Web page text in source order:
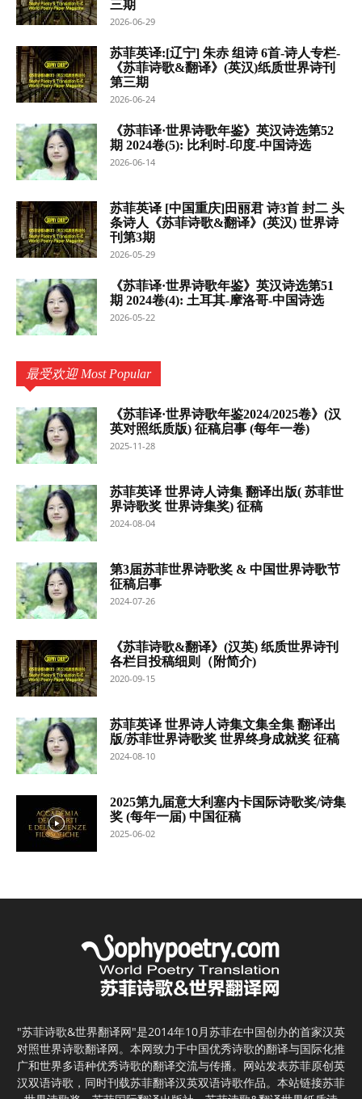
三期
2026-06-29
苏菲英译:[辽宁] 朱赤 组诗 6首-诗人专栏-
《苏菲诗歌&翻译》(英汉)纸质世界诗刊
第三期
2026-06-24
《苏菲译·世界诗歌年鉴》英汉诗选第52
期 2024卷(5): 比利时-印度-中国诗选
2026-06-14
苏菲英译 [中国重庆]田丽君 诗3首 封二 头
条诗人《苏菲诗歌&翻译》(英汉) 世界诗
刊第3期
2026-05-29
《苏菲译·世界诗歌年鉴》英汉诗选第51
期 2024卷(4): 土耳其-摩洛哥-中国诗选
2026-05-22
最受欢迎 Most Popular
《苏菲译·世界诗歌年鉴2024/2025卷》(汉
英对照纸质版) 征稿启事 (每年一卷)
2025-11-28
苏菲英译 世界诗人诗集 翻译出版( 苏菲世
界诗歌奖 世界诗集奖) 征稿
2024-08-04
第3届苏菲世界诗歌奖 & 中国世界诗歌节
征稿启事
2024-07-26
《苏菲诗歌&翻译》(汉英) 纸质世界诗刊
各栏目投稿细则（附简介)
2020-09-15
苏菲英译 世界诗人诗集文集全集 翻译出
版/苏菲世界诗歌奖 世界终身成就奖 征稿
2024-08-10
2025第九届意大利塞内卡国际诗歌奖/诗集
奖 (每年一届) 中国征稿
2025-06-02
"苏菲诗歌&世界翻译网"是2014年10月苏菲在中国创办的首家汉英
对照世界诗歌翻译网。本网致力于中国优秀诗歌的翻译与国际化推
广和世界多语种优秀诗歌的翻译交流与传播。网站发表苏菲原创英
汉双语诗歌，同时刊载苏菲翻译汉英双语诗歌作品。本站链接苏菲